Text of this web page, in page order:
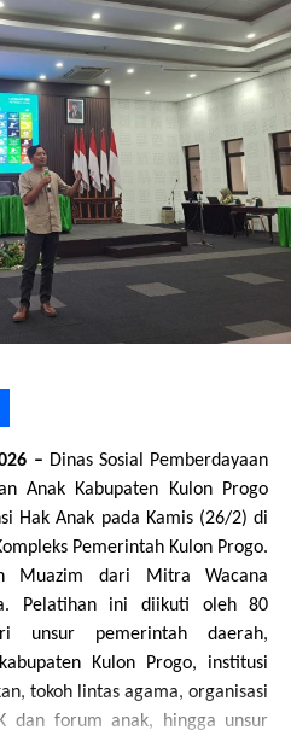
– Dinas Sosial Pemberdayaan
Anak Kabupaten Kulon Progo
Hak Anak pada Kamis (26/2) di
Pemerintah Kulon Progo.
Muazim dari Mitra Wacana
Pelatihan ini diikuti oleh 80
unsur pemerintah daerah,
Kulon Progo, institusi
tokoh lintas agama, organisasi
dan forum anak, hingga unsur